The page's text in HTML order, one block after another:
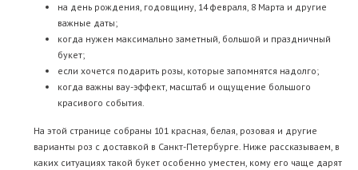
на день рождения, годовщину, 14 февраля, 8 Марта и другие
важные даты;
когда нужен максимально заметный, большой и праздничный
букет;
если хочется подарить розы, которые запомнятся надолго;
когда важны вау-эффект, масштаб и ощущение большого
красивого события.
На этой странице собраны 101 красная, белая, розовая и другие
варианты роз с доставкой в Санкт-Петербурге. Ниже рассказываем, в
каких ситуациях такой букет особенно уместен, кому его чаще дарят